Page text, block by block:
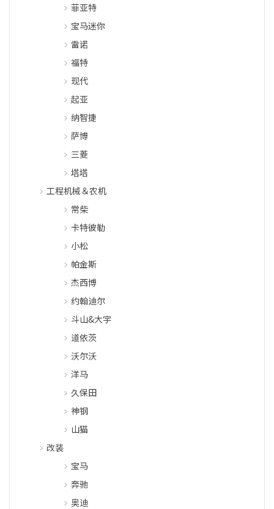
菲亚特
宝马迷你
雷诺
福特
现代
起亚
纳智捷
萨博
三菱
塔塔
工程机械＆农机
常柴
卡特彼勒
小松
帕金斯
杰西博
约翰迪尔
斗山&大宇
道依茨
沃尔沃
洋马
久保田
神钢
山猫
改装
宝马
奔驰
奥迪